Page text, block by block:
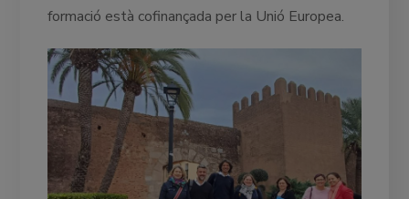
formació està cofinançada per la Unió Europea.